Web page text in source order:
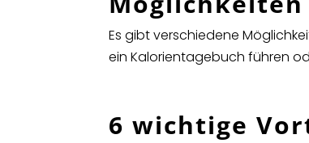
Es gibt verschiedene
ein Kalorientagebuch führen
6 wichtige